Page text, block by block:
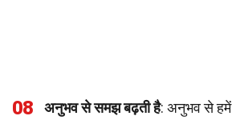
08 अनुभव से समझ बढ़ती है: अनुभव से हमें